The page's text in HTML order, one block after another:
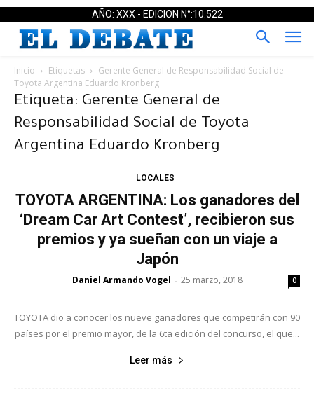
AÑO: XXX - EDICION N°:10.522
Inicio Etiquetas
Gerente General de Responsabilidad Social de
Toyota Argentina Eduardo Kronberg
Etiqueta: Gerente General de
Responsabilidad Social de Toyota
Argentina Eduardo Kronberg
LOCALES
TOYOTA ARGENTINA: Los ganadores del
‘Dream Car Art Contest’, recibieron sus
premios y ya sueñan con un viaje a
Japón
Daniel Armando Vogel - 25 marzo, 2018 0
TOYOTA dio a conocer los nueve ganadores que competirán con 90
países por el premio mayor, de la 6ta edición del concurso, el que...
Leer más